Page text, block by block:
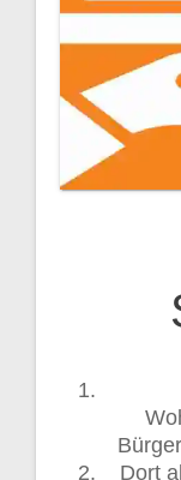
Dort